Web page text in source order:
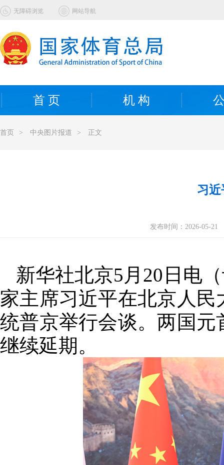
无障碍浏览 网站导航
首 页 机 构
首页 > 中央图片报道 > 正文
习
发布时间： 2026-05-21
新华社北京5月20日电
家主席习近平在北京人
统普京举行会谈。两国
继续延期。